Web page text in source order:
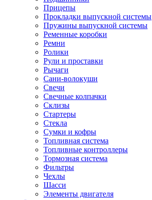
Прицепы
Прокладки выпускной системы
Пружины выпускной системы
Ременные коробки
Ремни
Ролики
Рули и проставки
Рычаги
Сани-волокуши
Свечи
Свечные колпачки
Склизы
Стартеры
Стекла
Сумки и кофры
Топливная система
Топливные контроллеры
Тормозная система
Фильтры
Чехлы
Шасси
Элементы двигателя